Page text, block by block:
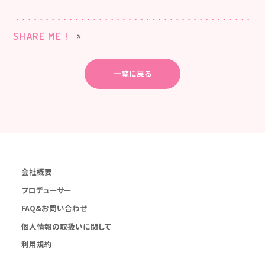
SHARE ME !
一覧に戻る
会社概要
プロデューサー
FAQ&お問い合わせ
個人情報の取扱いに関して
利用規約